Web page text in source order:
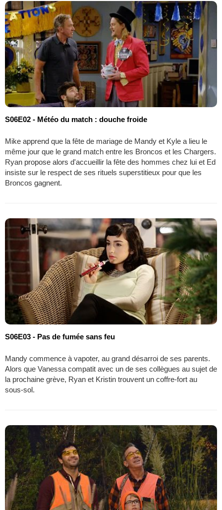
S06E02 - Météo du match : douche froide
Mike apprend que la fête de mariage de Mandy et Kyle a lieu le
même jour que le grand match entre les Broncos et les Chargers.
Ryan propose alors d'accueillir la fête des hommes chez lui et Ed
insiste sur le respect de ses rituels superstitieux pour que les
Broncos gagnent.
S06E03 - Pas de fumée sans feu
Mandy commence à vapoter, au grand désarroi de ses parents.
Alors que Vanessa compatit avec un de ses collègues au sujet de
la prochaine grève, Ryan et Kristin trouvent un coffre-fort au
sous-sol.